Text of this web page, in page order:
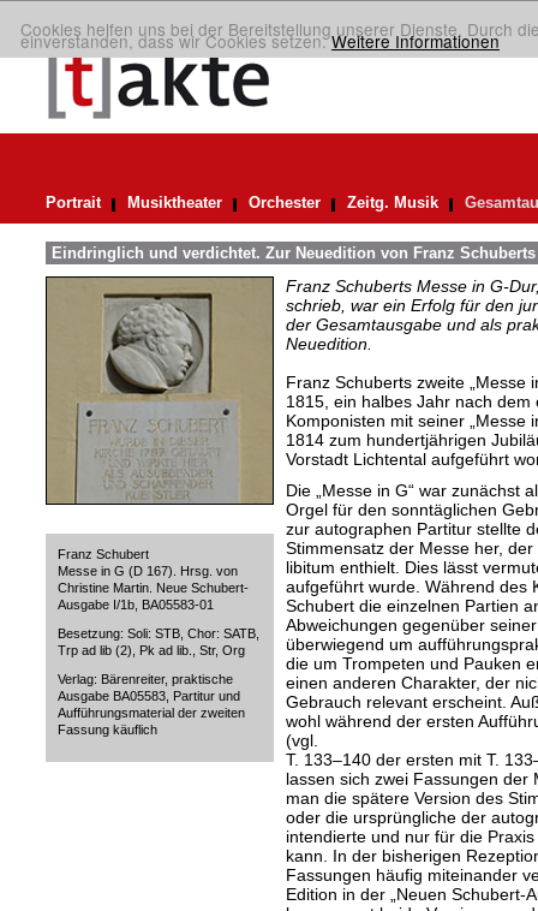
Cookies helfen uns bei der Bereitstellung unserer Dienste. Durch
einverstanden, dass wir Cookies setzen.Weitere Informationen
Portrait Musiktheater Orchester Zeitg. Musik
Eindringlich und verdichtet. Zur Neuedition von Franz Schuberts
Franz Schubert
Messe in G (D 167). Hrsg. von
Christine Martin. Neue Schubert-
Ausgabe I/1b, BA05583-01
Besetzung: Soli: STB, Chor: SATB,
Trp ad lib (2), Pk ad lib., Str, Org
Verlag: Bärenreiter, praktische
Ausgabe BA05583, Partitur und
Aufführungsmaterial der zweiten
Fassung käuflich
Franz Schuberts Messe in G-
schrieb, war ein Erfolg für den
der Gesamtausgabe und als
Neuedition.
Franz Schuberts zweite „Messe
1815, ein halbes Jahr nach
Komponisten mit seiner „Messe
1814 zum hundertjährigen
Vorstadt Lichtental aufgeführt
Die „Messe in G“ war zunächst
Orgel für den sonntäglichen
zur autographen Partitur stellte
Stimmensatz der Messe her,
libitum enthielt. Dies lässt
aufgeführt wurde. Während des
Schubert die einzelnen Partien
Abweichungen gegenüber
überwiegend um
die um Trompeten und Pauken
einen anderen Charakter, der
Gebrauch relevant erscheint.
wohl während der ersten
(vgl.
T. 133–140 der ersten mit T.
lassen sich zwei Fassungen der
man die spätere Version des
oder die ursprüngliche der
intendierte und nur für die
kann. In der bisherigen
Fassungen häufig miteinander
Edition in der „Neuen Schubert-